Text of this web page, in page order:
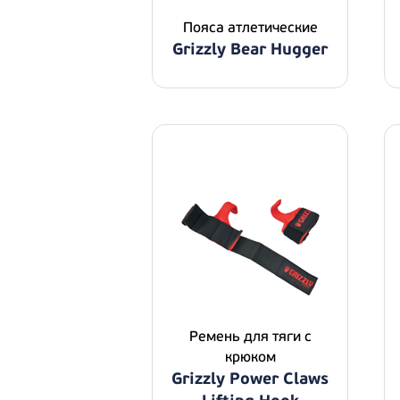
Пояса атлетические
Grizzly Bear Hugger
Ремень для тяги с
крюком
Grizzly Power Claws